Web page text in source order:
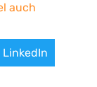
auch
LinkedIn